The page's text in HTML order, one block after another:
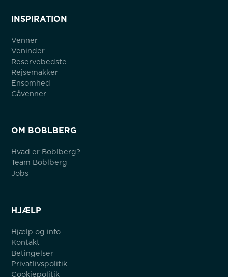
INSPIRATION
Venner
Veninder
Reservebedste
Rejsemakker
Ensomhed
Gåvenner
OM BOBLBERG
Hvad er Boblberg?
Team Boblberg
Jobs
HJÆLP
Hjælp og info
Kontakt
Betingelser
Privatlivspolitik
Cookiepolitik